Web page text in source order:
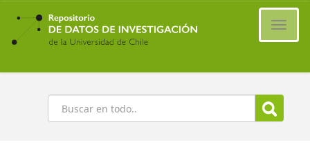
Ir
contenido
principal
Buscar